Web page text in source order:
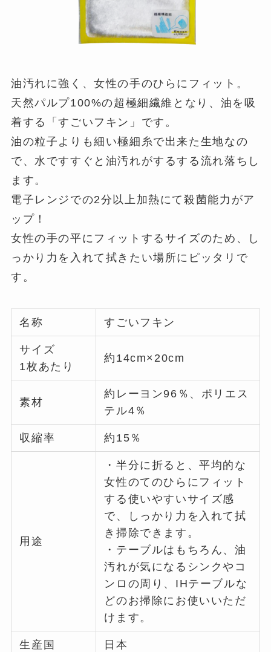
油汚れに強く、女性の手のひらにフィット。
天然パルプ100%の超極細繊維となり、油を吸
着する「すごいフキン」です。
油の粒子よりも細い極細糸で出来た生地なの
で、水ですすぐと油汚れがするする流れ落ちし
ます。
電子レンジでの2分以上加熱にて殺菌能力がア
ップ！
女性の手の平にフィットするサイズのため、し
っかり力を入れて拭きたい場所にピッタリで
す。
名称 すごいフキン
サイズ
1枚あたり
約14cm×20cm
素材
約レーヨン96％、ポリエス
テル4％
収縮率 約15％
用途
・半分に折ると、平均的な
女性のてのひらにフィット
する使いやすいサイズ感
で、しっかり力を入れて拭
き掃除できます。
・テーブルはもちろん、油
汚れが気になるシンクやコ
ンロの周り、IHテーブルな
どのお掃除にお使いいただ
けます。
生産国 日本